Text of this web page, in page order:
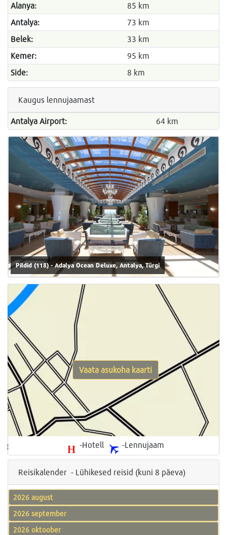
Alanya:
85 km
Antalya:
73 km
Belek:
33 km
Kemer:
95 km
Side:
8 km
Kaugus lennujaamast
Antalya Airport: 64 km
Pildid (118) - Adalya Ocean Deluxe, Antalya, Türgi
-Hotell -Lennujaam
Vaata asukoha kaarti
Reisikalender - Lühikesed reisid (kuni 8 päeva)
2026 august
2026 september
2026 oktoober